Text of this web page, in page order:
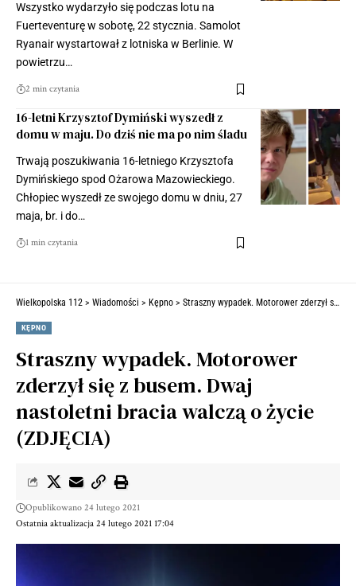
Wszystko wydarzyło się podczas lotu na
Fuerteventurę w sobotę, 22 stycznia. Samolot
Ryanair wystartował z lotniska w Berlinie. W
powietrzu…
2 min czytania
16-letni Krzysztof Dymiński wyszedł z
domu w maju. Do dziś nie ma po nim śladu
Trwają poszukiwania 16-letniego Krzysztofa
Dymińskiego spod Ożarowa Mazowieckiego.
Chłopiec wyszedł ze swojego domu w dniu, 27
maja, br. i do…
1 min czytania
Wielkopolska 112 > Wiadomości > Kępno > Straszny wypadek. Motorower zderzył się z busem. Dwaj nastoletni bracia walczą o życie (ZDJĘCIA)
KĘPNO
Straszny wypadek. Motorower
zderzył się z busem. Dwaj
nastoletni bracia walczą o życie
(ZDJĘCIA)
Ostatnia aktualizacja 24 lutego 2021 17:04
Opublikowano 24 lutego 2021